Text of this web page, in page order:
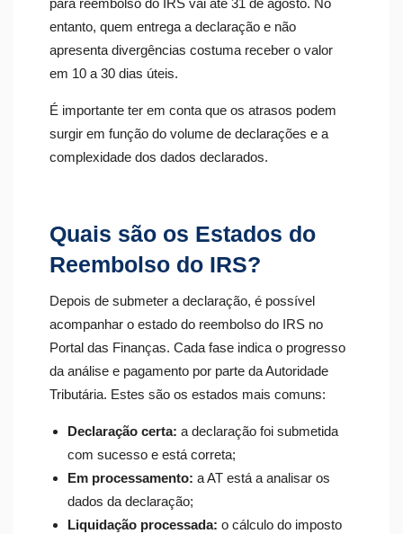
para reembolso do IRS vai até 31 de agosto. No
entanto, quem entrega a declaração e não
apresenta divergências costuma receber o valor
em 10 a 30 dias úteis.
É importante ter em conta que os atrasos podem
surgir em função do volume de declarações e a
complexidade dos dados declarados.
Quais são os Estados do
Reembolso do IRS?
Depois de submeter a declaração, é possível
acompanhar o estado do reembolso do IRS no
Portal das Finanças. Cada fase indica o progresso
da análise e pagamento por parte da Autoridade
Tributária. Estes são os estados mais comuns:
Declaração certa: a declaração foi submetida
com sucesso e está correta;
Em processamento: a AT está a analisar os
dados da declaração;
Liquidação processada: o cálculo do imposto